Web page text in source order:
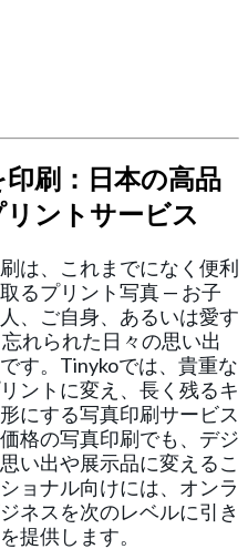
刷：日本の高品
ントサービス
は、これまでになく便利
るプリント写真 — お子
、ご自身、あるいは愛す
れられた日々の思い出
す。Tinykoでは、貴重な
ントに変え、長く残るキ
にする写真印刷サービス
格の写真印刷でも、デジ
い出や展示品に変えるこ
ョナル向けには、オンラ
ネスを次のレベルに引き
提供します。